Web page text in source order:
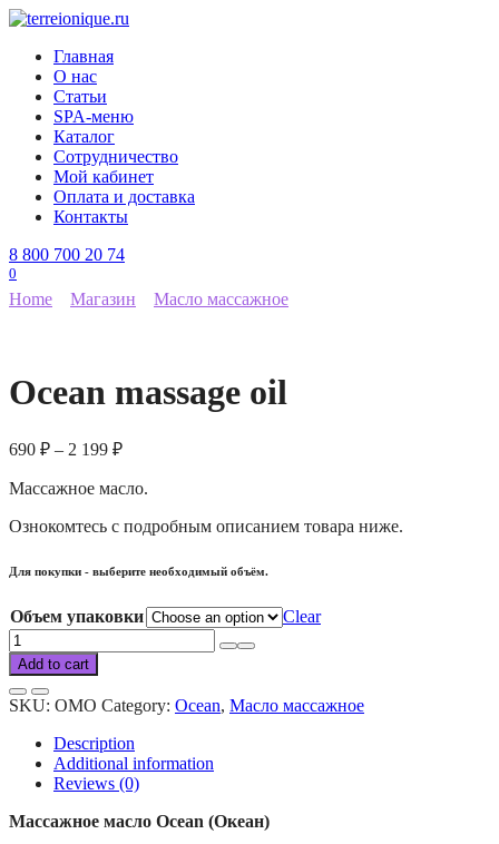
Перейти
содержанию
Главная
О нас
Статьи
SPA-меню
Каталог
Сотрудничество
Мой кабинет
Оплата и доставка
Контакты
8 800 700 20 74
0
Home Магазин Масло массажное
Ocean massage oil
690 ₽ – 2 199 ₽
Массажное масло.
Ознокомтесь с подробным описанием товара ниже.
Для покупки - выберите необходимый объём.
Объем упаковки
Clear
Ocean
massage
oil
quantity
Add to cart
SKU: OMO Category: Ocean, Масло массажное
Description
Additional information
Reviews (0)
Массажное масло Осеаn (Океан)